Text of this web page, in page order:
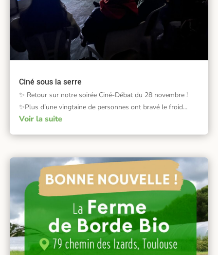
Ciné sous la serre
✨ Retour sur notre soirée Ciné-Débat du 28 novembre !
✨Plus d’une vingtaine de personnes ont bravé le froid...
Voir la suite